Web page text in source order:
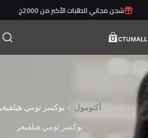
التجاوزشحن مجاني للطلبات الأكبر من 2000ج
أكتومول / بوكسر تومي هيلفيغر
بوكسر تومي هيلفيغر